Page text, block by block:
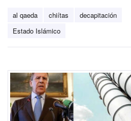
al qaeda chiítas
decapitación
Estado Islámico